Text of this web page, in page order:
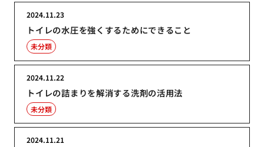
トイレの水圧を強くするためにできること
2024.11.23
未分類
トイレの詰まりを解消する洗剤の活用法
2024.11.22
未分類
2024.11.21